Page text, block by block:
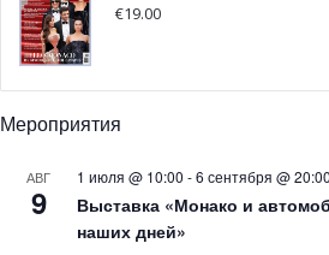
€19.00
Мероприятия
АВГ
9
1 июля @ 10:00 -6 сентября @ 20:00
Выставка «Монако и
наших дней»